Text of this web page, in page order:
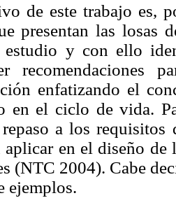
de este trabajo es,
presentan las losas
estudio y con ello
recomendaciones
enfatizando el
en el ciclo de vida.
a los
aplicar en el diseño de
(NTC 2004). Cabe
ejemplos.